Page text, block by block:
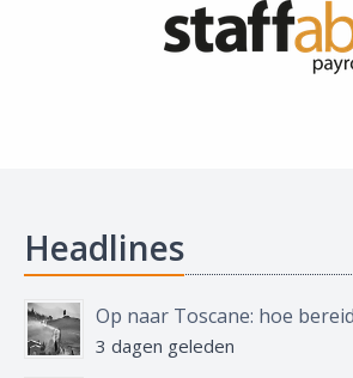
Headlines
3 dagen geleden